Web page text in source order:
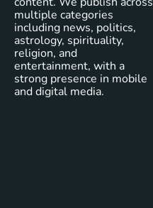
multiple categories
including news, politics,
astrology, spirituality,
religion, and
entertainment, with a
strong presence in mobile
and digital media.